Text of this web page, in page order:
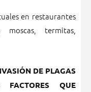
en restaurantes
termitas,
DE PLAGAS
QUE